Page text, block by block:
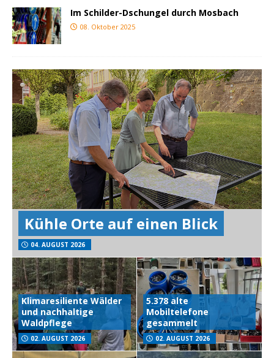
Im Schilder-Dschungel durch Mosbach
08. Oktober 2025
Kühle Orte auf einen Blick
04. AUGUST 2026
Klimaresiliente Wälder
und nachhaltige
Waldpflege
02. AUGUST 2026
5.378 alte
Mobiltelefone
gesammelt
02. AUGUST 2026